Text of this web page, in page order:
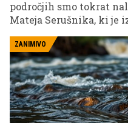
področjih smo tokrat
Mateja Serušnika, ki je
ZANIMIVO